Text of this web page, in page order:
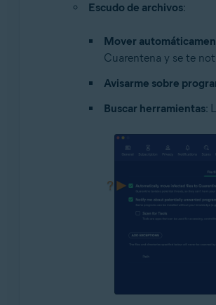
Escudo de archivos:
Mover
Cuarentena y se te
Avisarme sobre
Buscar herramientas: